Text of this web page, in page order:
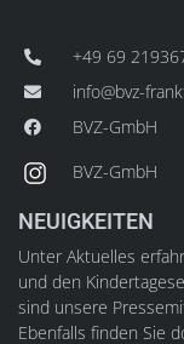
+49 69
info@bvz-
BVZ-GmbH
BVZ-GmbH
NEUIGKEITEN
Unter Aktuelles
und den
sind unsere
Ebenfalls finden Sie